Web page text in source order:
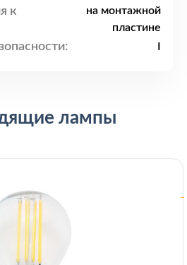
к
на монтажной
пластине
лампы